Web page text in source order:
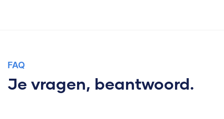
FAQ
Je vragen, beantwoord.